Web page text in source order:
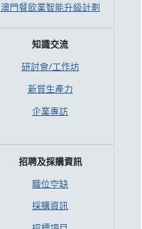
澳門餐飲業智能升級計劃
知識交流
研討會/工作坊
新質生產力
企業專訪
招聘及採購資訊
職位空缺
採購資訊